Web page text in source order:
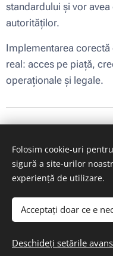
standardului și vor
autorităților.
Implementarea
real: acces pe piață,
operaționale și legale.
2014 -
Certificare ISO ●
Politica de
Folosim cookie-uri
sigură a site-urilor
experiență de utilizare.
Acceptați doar ce e
Deschideți setările